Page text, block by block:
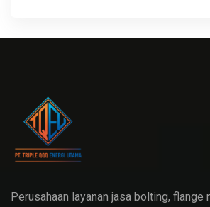
Perusahaan layanan jasa bolting, flange